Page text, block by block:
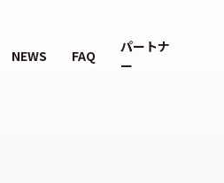
NEWS FAQ
パートナ
ー